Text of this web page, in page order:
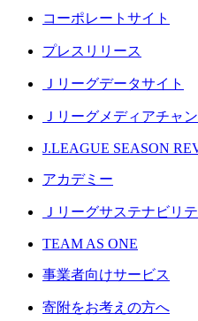
コーポレートサイト
プレスリリース
Ｊリーグデータサイト
Ｊリーグメディアチャ
J.LEAGUE SEASON
アカデミー
Ｊリーグサステナビリ
TEAM AS ONE
事業者向けサービス
寄附をお考えの方へ